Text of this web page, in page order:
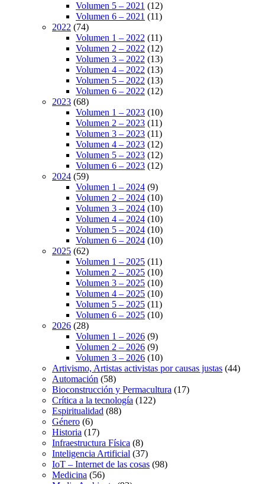
Volumen 5 – 2021 (12)
Volumen 6 – 2021 (11)
2022 (74)
Volumen 1 – 2022 (11)
Volumen 2 – 2022 (12)
Volumen 3 – 2022 (13)
Volumen 4 – 2022 (13)
Volumen 5 – 2022 (13)
Volumen 6 – 2022 (12)
2023 (68)
Volumen 1 – 2023 (10)
Volumen 2 – 2023 (11)
Volumen 3 – 2023 (11)
Volumen 4 – 2023 (12)
Volumen 5 – 2023 (12)
Volumen 6 – 2023 (12)
2024 (59)
Volumen 1 – 2024 (9)
Volumen 2 – 2024 (10)
Volumen 3 – 2024 (10)
Volumen 4 – 2024 (10)
Volumen 5 – 2024 (10)
Volumen 6 – 2024 (10)
2025 (62)
Volumen 1 – 2025 (11)
Volumen 2 – 2025 (10)
Volumen 3 – 2025 (10)
Volumen 4 – 2025 (10)
Volumen 5 – 2025 (11)
Volumen 6 – 2025 (10)
2026 (28)
Volumen 1 – 2026 (9)
Volumen 2 – 2026 (9)
Volumen 3 – 2026 (10)
Artivismo, Artistas activistas por causas justas (44)
Automación (58)
Bioconstrucción y Permacultura (17)
Crítica a la tecnología (122)
Espiritualidad (88)
Género (6)
Historia (17)
Infraestructura Física (8)
Inteligencia Artificial (37)
IoT – Internet de las cosas (98)
Medicina (56)